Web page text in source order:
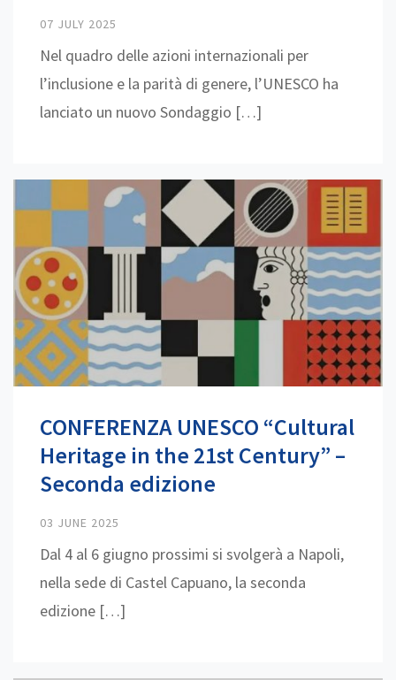
07 JULY 2025
Nel quadro delle azioni internazionali per
l’inclusione e la parità di genere, l’UNESCO ha
lanciato un nuovo Sondaggio […]
CONFERENZA UNESCO “Cultural
Heritage in the 21st Century” –
Seconda edizione
03 JUNE 2025
Dal 4 al 6 giugno prossimi si svolgerà a Napoli,
nella sede di Castel Capuano, la seconda
edizione […]